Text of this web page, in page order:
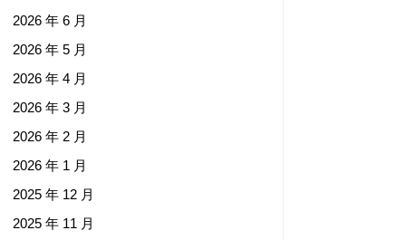
2026 年 6 月
2026 年 5 月
2026 年 4 月
2026 年 3 月
2026 年 2 月
2026 年 1 月
2025 年 12 月
2025 年 11 月